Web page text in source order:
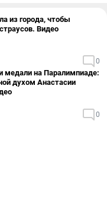
из города, чтобы
Видео
0
медали на Паралимпиаде:
духом Анастасии
0